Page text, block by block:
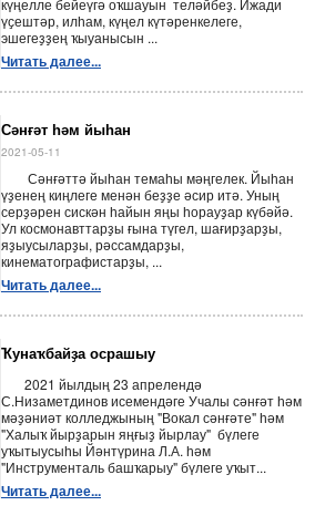
күңелле бейеүгә оҡшауын теләйбеҙ. Ижади
үҫештәр, илһам, күңел күтәренкелеге,
эшегеҙҙең ҡыуанысын ...
Читать далее...
Сәнғәт һәм йыһан
2021-05-11
Сәнғәттә йыһан темаһы мәңгелек. Йыһан
үҙенең киңлеге менән беҙҙе әсир итә. Уның
серҙәрен сискән һайын яңы һорауҙар күбәйә.
Ул космонавттарҙы ғына түгел, шағирҙарҙы,
яҙыусыларҙы, рәссамдарҙы,
кинематографистарҙы, ...
Читать далее...
Ҡунаҡбайҙа осрашыу
2021 йылдың 23 апрелендә
С.Низаметдинов исемендәге Учалы сәнғәт һәм
мәҙәниәт колледжының "Вокал сәнғәте" һәм
"Халыҡ йырҙарын яңғыҙ йырлау" бүлеге
уҡытыусыһы Йәнтүрина Л.А. һәм
"Инструменталь башҡарыу" бүлеге уҡыт...
Читать далее...